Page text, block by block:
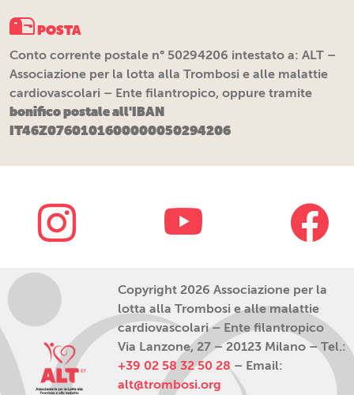
POSTA
Conto corrente postale n° 50294206 intestato a: ALT –
Associazione per la lotta alla Trombosi e alle malattie
cardiovascolari – Ente filantropico, oppure tramite
bonifico postale all'IBAN
IT46Z0760101600000050294206
Copyright 2026 Associazione per la
lotta alla Trombosi e alle malattie
cardiovascolari – Ente filantropico
Via Lanzone, 27 – 20123 Milano – Tel.:
+39 02 58 32 50 28 – Email:
alt@trombosi.org